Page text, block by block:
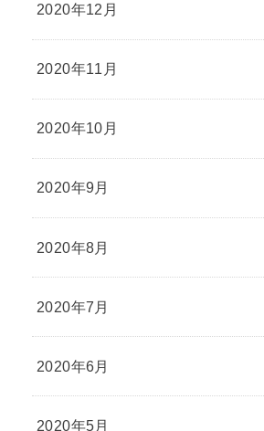
2020年12月
2020年11月
2020年10月
2020年9月
2020年8月
2020年7月
2020年6月
2020年5月